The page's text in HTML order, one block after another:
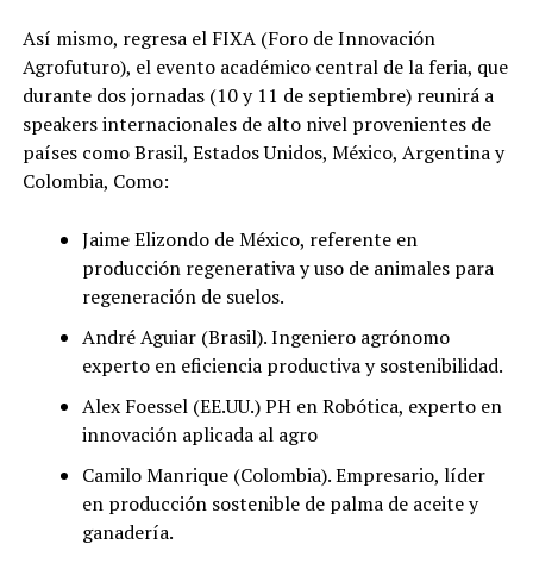
Así mismo, regresa el FIXA (Foro de Innovación
Agrofuturo), el evento académico central de la feria, que
durante dos jornadas (10 y 11 de septiembre) reunirá a
speakers internacionales de alto nivel provenientes de
países como Brasil, Estados Unidos, México, Argentina y
Colombia, Como:
Jaime Elizondo de México, referente en
producción regenerativa y uso de animales para
regeneración de suelos.
André Aguiar (Brasil). Ingeniero agrónomo
experto en eficiencia productiva y sostenibilidad.
Alex Foessel (EE.UU.) PH en Robótica, experto en
innovación aplicada al agro
Camilo Manrique (Colombia). Empresario, líder
en producción sostenible de palma de aceite y
ganadería.